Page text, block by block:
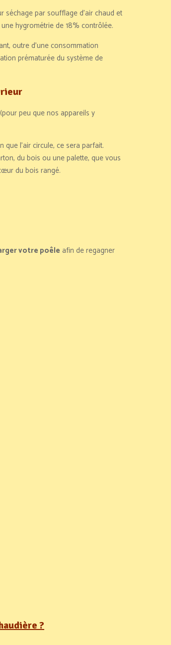
par soufflage d’air chaud et
hygrométrie de 18% contrôlée.
outre d’une consommation
prématurée du système de
peu que nos appareils y
l’air circule, ce sera parfait.
du bois ou une palette, que vous
du bois rangé.
votre poêle afin de regagner
?